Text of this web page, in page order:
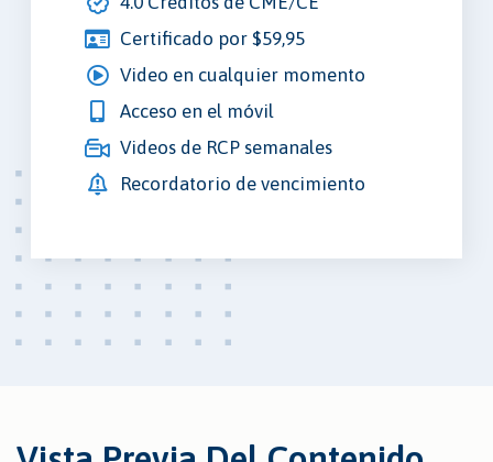
Certificado por $59,95
Video en cualquier momento
Acceso en el móvil
Videos de RCP semanales
Recordatorio de vencimiento